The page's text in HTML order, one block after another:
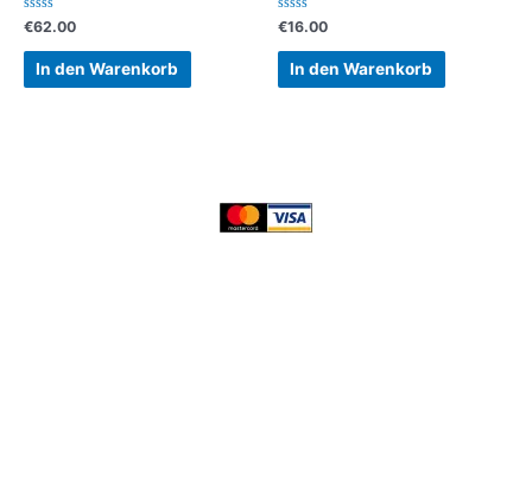
Bewertet
mit
0
von
€62.00
In den Warenkorb
Bewertet
mit
0
von
€16.00
In den Warenkorb